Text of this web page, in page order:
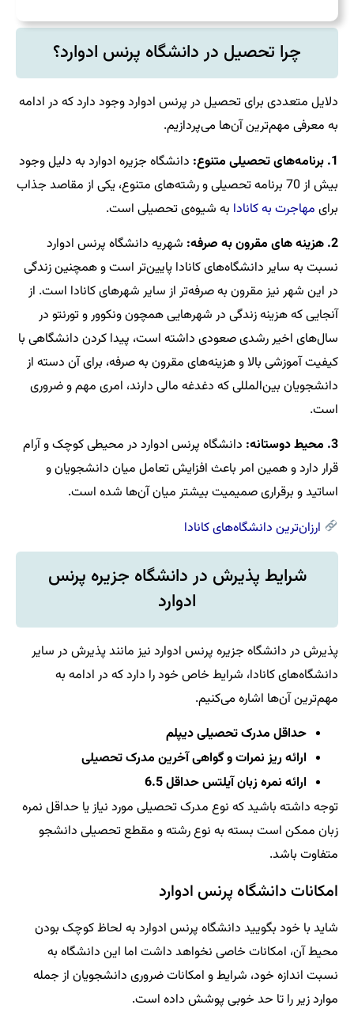
چرا تحصیل در دانشگاه پرنس ادوارد؟
دلایل متعددی برای تحصیل در پرنس ادوارد وجود دارد که در ادامه
به معرفی مهم‌ترین آن‌ها می‌پردازیم.
1. برنامه‌های تحصیلی متنوع:
دانشگاه جزیره ادوارد به دلیل وجود
بیش از 70 برنامه تحصیلی و رشته‌های متنوع، یکی از مقاصد جذاب
برای مهاجرت به کانادا به شیوه‌ی تحصیلی است.
2. هزینه های مقرون به صرفه:
شهریه دانشگاه پرنس ادوارد
نسبت به سایر دانشگاه‌های کانادا پایین‌تر است و همچنین زندگی
در این شهر نیز مقرون به صرفه‌تر از سایر شهرهای کانادا است. از
آنجایی که هزینه زندگی در شهرهایی همچون ونکوور و تورنتو در
سال‌های اخیر رشدی صعودی داشته است، پیدا کردن دانشگاهی با
کیفیت آموزشی بالا و هزینه‌های مقرون به صرفه، برای آن دسته از
دانشجویان بین‌المللی که دغدغه مالی دارند، امری مهم و ضروری
است.
3. محیط دوستانه:
دانشگاه پرنس ادوارد در محیطی کوچک و آرام
قرار دارد و همین امر باعث افزایش تعامل میان دانشجویان و
اساتید و برقراری صمیمیت بیشتر میان آن‌ها شده است.
ارزان‌ترین دانشگاه‌های کانادا
شرایط پذیرش در دانشگاه جزیره پرنس
ادوارد
پذیرش در دانشگاه جزیره پرنس ادوارد نیز مانند پذیرش در سایر
دانشگاه‌های کانادا، شرایط خاص خود را دارد که در ادامه به
مهم‌ترین آن‌ها اشاره می‌کنیم.
حداقل مدرک تحصیلی دیپلم
ارائه ریز نمرات و گواهی آخرین مدرک تحصیلی
ارائه نمره زبان آیلتس حداقل 6.5
توجه داشته باشید که نوع مدرک تحصیلی مورد نیاز یا حداقل نمره
زبان ممکن است بسته به نوع رشته و مقطع تحصیلی دانشجو
متفاوت باشد.
امکانات دانشگاه پرنس ادوارد
شاید با خود بگویید دانشگاه پرنس ادوارد به لحاظ کوچک بودن
محیط آن، امکانات خاصی نخواهد داشت اما این دانشگاه به
نسبت اندازه خود، شرایط و امکانات ضروری دانشجویان از جمله
موارد زیر را تا حد خوبی پوشش داده است.